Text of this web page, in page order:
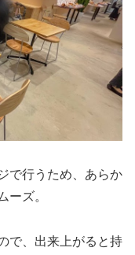
で行うため、あらか
ーズ。
で、出来上がると持